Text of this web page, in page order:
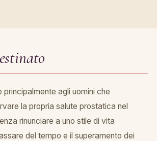
principalmente agli uomini che
la propria salute prostatica nel
rinunciare a uno stile di vita
del tempo e il superamento dei